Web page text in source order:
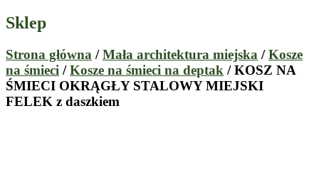
Sklep
Strona główna /Mała architektura miejska /Kosze
na śmieci /Kosze na śmieci na deptak / KOSZ NA
ŚMIECI OKRĄGŁY STALOWY MIEJSKI
FELEK z daszkiem